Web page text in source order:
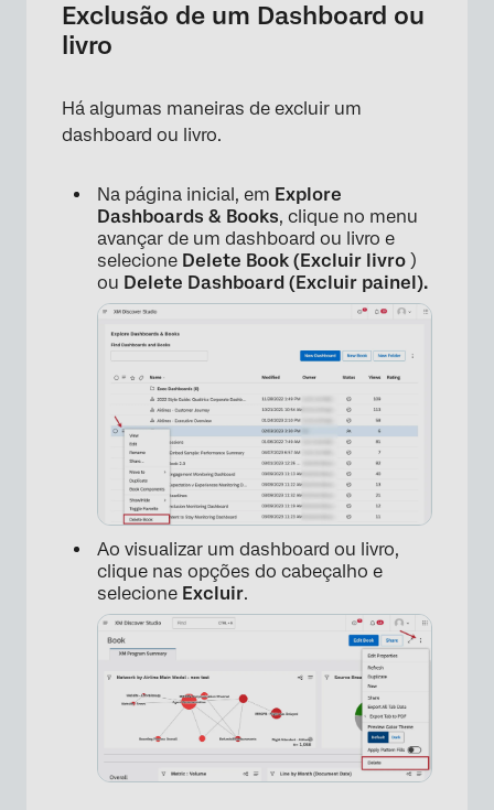
Exclusão de um Dashboard ou
livro
Há algumas maneiras de excluir um
dashboard ou livro.
Na página inicial, em Explore
Dashboards & Books, clique no menu
avançar de um dashboard ou livro e
selecione Delete Book (Excluir livro )
ou Delete Dashboard (Excluir painel).
×
Ao visualizar um dashboard ou livro,
clique nas opções do cabeçalho e
selecione Excluir.